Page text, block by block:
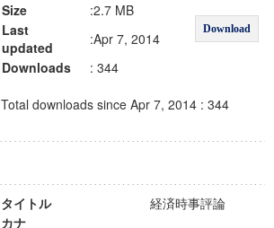
Download
Size
:2.7 MB
Last
updated
:Apr 7, 2014
Downloads
: 344
Total downloads since Apr 7, 2014 : 344
タイトル
経済時事評論
カナ